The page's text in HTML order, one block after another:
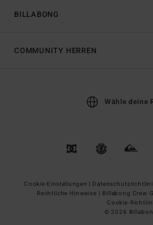
BILLABONG
COMMUNITY HERREN
Wähle deine
Cookie-Einstellungen |
Rechtliche Hinweise | Billabong Crew
Cookie-
© 2026